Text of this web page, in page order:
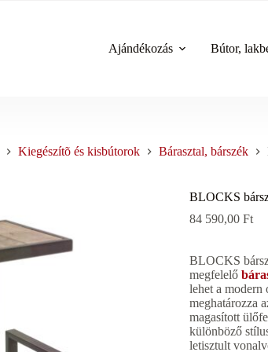
Ajándékozás
Bútor,
Kiegészítõ és kisbútorok Bárasztal, bárszék
BLOCKS
84 590,00Ft
BLOCKS
megfelelő
lehet a modern
meghatározza
magasított
különböző
letisztult